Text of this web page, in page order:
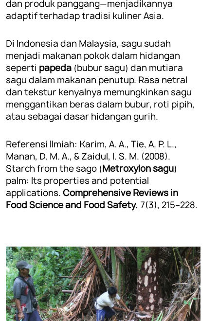
dan produk panggang—menjadikannya
adaptif terhadap tradisi kuliner Asia.
Di Indonesia dan Malaysia, sagu sudah
menjadi makanan pokok dalam hidangan
seperti papeda (bubur sagu) dan mutiara
sagu dalam makanan penutup. Rasa netral
dan tekstur kenyalnya memungkinkan sagu
menggantikan beras dalam bubur, roti pipih,
atau sebagai dasar hidangan gurih.
Referensi Ilmiah: Karim, A. A., Tie, A. P. L.,
Manan, D. M. A., & Zaidul, I. S. M. (2008).
Starch from the sago (Metroxylon sagu)
palm: Its properties and potential
applications. Comprehensive Reviews in
Food Science and Food Safety, 7(3), 215–228.